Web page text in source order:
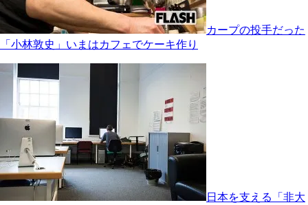
カープの投手だった
「小林敦史」いまはカフェでケーキ作り
日本を支える「非大